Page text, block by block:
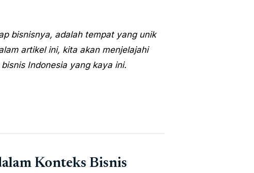
bisnisnya, adalah tempat yang unik
artikel ini, kita akan menjelajahi
Indonesia yang kaya ini.
Konteks Bisnis